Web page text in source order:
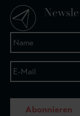
Abonnieren